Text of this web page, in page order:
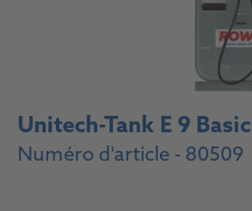
Unitech-Tank E 9 Basic
Numéro d'article - 80509